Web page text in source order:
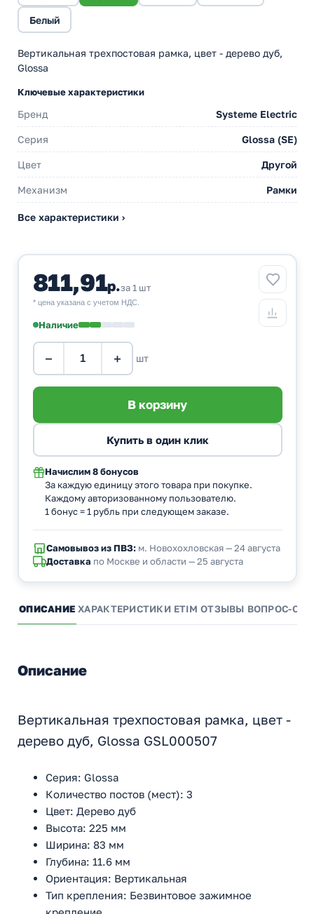
Белый
Вертикальная трехпостовая рамка, цвет - дерево дуб,
Glossa
Ключевые характеристики
Бренд Systeme Electric
Серия Glossa (SE)
Цвет Другой
Механизм Рамки
Все характеристики ›
811,91р.за 1 шт
* цена указана с учетом НДС.
Наличие
− + шт
Начислим 8 бонусов
За каждую единицу этого товара при покупке.
Каждому авторизованному пользователю.
1 бонус = 1 рубль при следующем заказе.
Самовывоз из ПВЗ:м. Новохохловская — 24 августа
Доставка по Москве и области — 25 августа
ОПИСАНИЕ ХАРАКТЕРИСТИКИ ETIM ОТЗЫВЫ ВОПРОС-
Описание
Вертикальная трехпостовая рамка, цвет -
дерево дуб, Glossa GSL000507
Серия: Glossa
Количество постов (мест): 3
Цвет: Дерево дуб
Высота: 225 мм
Ширина: 83 мм
Глубина: 11.6 мм
Ориентация: Вертикальная
Тип крепления: Безвинтовое зажимное